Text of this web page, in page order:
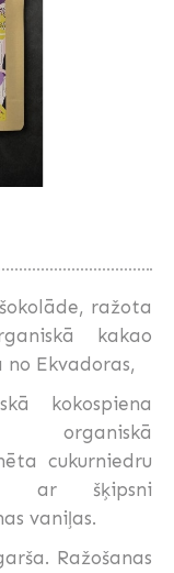
ražota
kakao
no Ekvadoras,
kokospiena
cukurniedru
ar šķipsni
vaniļas.
Ražošanas